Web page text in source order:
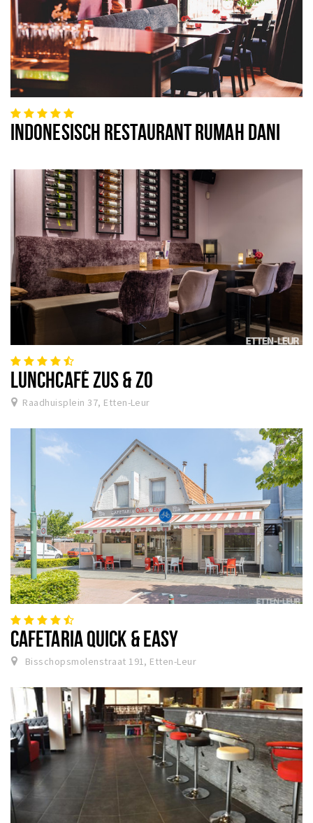
INDONESISCH RESTAURANT RUMAH DANI
LUNCHCAFÉ ZUS & ZO
Raadhuisplein 37, Etten-Leur
CAFETARIA QUICK & EASY
Bisschopsmolenstraat 191, Etten-Leur